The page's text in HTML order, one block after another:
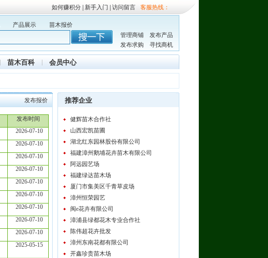
客服热线：
如何赚积分 新手入门 访问留言
产品展示
苗木报价
管理商铺
发布产品
发布求购
寻找商机
苗木百科 会员中心
发布报价
发布时间
2026-07-10
2026-07-10
2026-07-10
2026-07-10
2026-07-10
2026-07-10
2026-07-10
2026-07-10
2026-07-10
2025-05-15
推荐企业
健辉苗木合作社
山西宏凯苗圃
湖北红东园林股份有限公司
福建漳州鹅埔花卉苗木有限公司
阿远园艺场
福建绿达苗木场
厦门市集美区千青草皮场
漳州恒荣园艺
闽e花卉有限公司
漳浦县绿都花木专业合作社
陈伟超花卉批发
漳州东南花都有限公司
开鑫珍贵苗木场